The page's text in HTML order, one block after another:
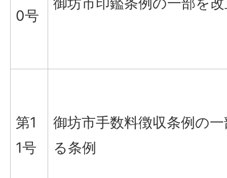
0号
第1
1号
御坊市手数料徴収条例の
る条例